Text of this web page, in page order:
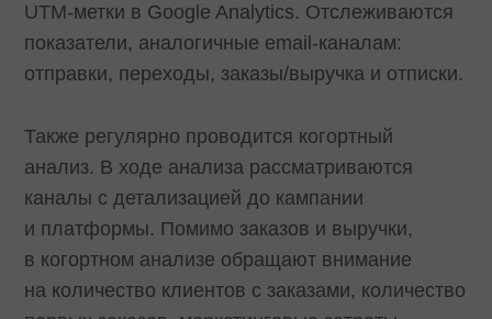
UTM-метки в Google Analytics. Отслеживаются
показатели, аналогичные email-каналам:
отправки, переходы, заказы/выручка и отписки.
Также регулярно проводится когортный
анализ. В ходе анализа рассматриваются
каналы с детализацией до кампании
и платформы. Помимо заказов и выручки,
в когортном анализе обращают внимание
на количество клиентов с заказами, количество